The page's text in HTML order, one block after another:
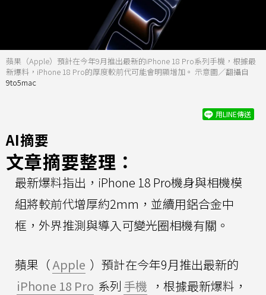
蘋果（Apple）預計在今年9月推出最新的iPhone 18 Pro系列手機，根據最
新爆料，iPhone 18 Pro的厚度較前代可能會明顯增加。 示意圖／翻攝自
9to5mac
用LINE傳送
AI摘要
文章摘要整理：
最新爆料指出，iPhone 18 Pro機身與相機模
組將較前代增厚約2mm，並續用鋁合金中
框，外界推測與導入可變光圈相機有關。
蘋果（Apple ）預計在今年9月推出最新的
iPhone 18 Pro 系列 手機 ，根據最新爆料，